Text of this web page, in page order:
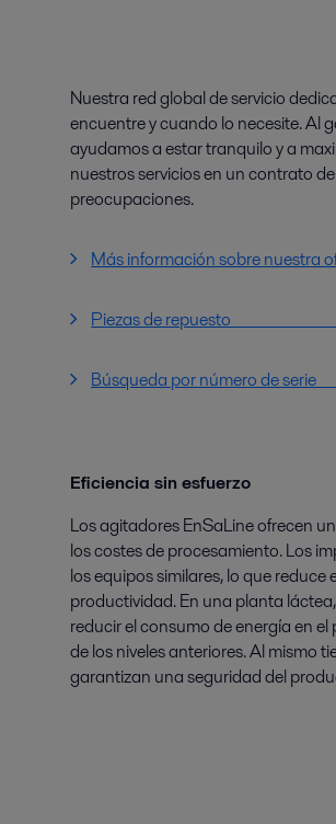
Nuestra red global de servicio
encuentre y cuando lo necesite. Al
ayudamos a estar tranquilo y a
nuestros servicios en un contrato
preocupaciones.
Más información sobre
Piezas de
Búsqueda por
Eficiencia sin esfuerzo
Los agitadores EnSaLine ofrecen
los costes de procesamiento. Los
los equipos similares, lo que
productividad. En una planta
reducir el consumo de energía en
de los niveles anteriores. Al mismo
garantizan una seguridad del